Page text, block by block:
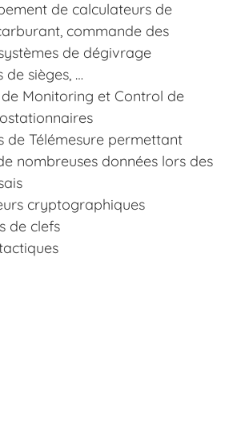
de calculateurs de
commande des
de dégivrage
sièges, …
Monitoring et Control de
de Télémesure permettant
nombreuses données lors des
cryptographiques
de clefs